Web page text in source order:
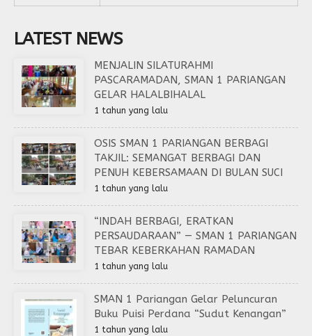
LATEST NEWS
MENJALIN SILATURAHMI
PASCARAMADAN, SMAN 1 PARIANGAN
GELAR HALALBIHALAL
1 tahun yang lalu
OSIS SMAN 1 PARIANGAN BERBAGI
TAKJIL: SEMANGAT BERBAGI DAN
PENUH KEBERSAMAAN DI BULAN SUCI
1 tahun yang lalu
“INDAH BERBAGI, ERATKAN
PERSAUDARAAN” — SMAN 1 PARIANGAN
TEBAR KEBERKAHAN RAMADAN
1 tahun yang lalu
SMAN 1 Pariangan Gelar Peluncuran
Buku Puisi Perdana “Sudut Kenangan”
1 tahun yang lalu